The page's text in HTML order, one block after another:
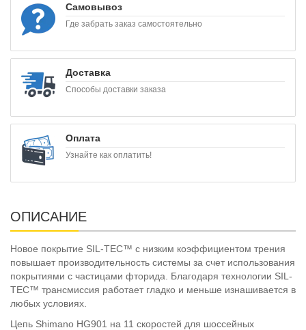
Самовывоз
Где забрать заказ самостоятельно
Доставка
Способы доставки заказа
Оплата
Узнайте как оплатить!
ОПИСАНИЕ
Новое покрытие SIL-TEC™ с низким коэффициентом трения
повышает производительность системы за счет использования
покрытиями с частицами фторида. Благодаря технологии SIL-
TEC™ трансмиссия работает гладко и меньше изнашивается в
любых условиях.
Цепь Shimano HG901 на 11 скоростей для шоссейных